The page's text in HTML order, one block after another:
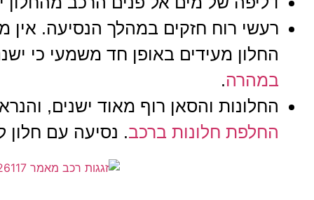
רעשי רוח חזקים במהלך הנסיעה.
החלון מעידים באופן חד משמעי כי
במהרה.
החלונות והסאן רוף מאוד ישנים, והנראות
החלפת חלונות ברכב. נסיעה עם